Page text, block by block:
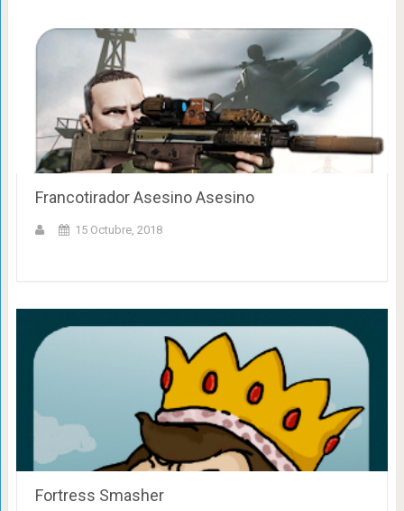
Francotirador Asesino Asesino
15 Octubre, 2018
Fortress Smasher